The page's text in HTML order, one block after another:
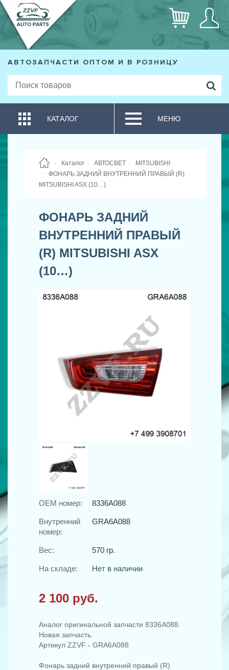
АВТОЗАПЧАСТИ ОПТОМ И В РОЗНИЦУ
КАТАЛОГ МЕНЮ
Каталог АВТОСВЕТ
MITSUBISHI
ФОНАРЬ ЗАДНИЙ ВНУТРЕННИЙ ПРАВЫЙ (R)
MITSUBISHI ASX (10…)
ФОНАРЬ ЗАДНИЙ
ВНУТРЕННИЙ ПРАВЫЙ
(R) MITSUBISHI ASX
(10…)
OEM номер: 8336A088
Внутренний
номер:
GRA6A088
Вес: 570 гр.
На складе: Нет в наличии
2 100 руб.
Аналог оригинальной запчасти 8336A088.
Новая запчасть.
Артикул ZZVF - GRA6A088
Фонарь задний внутренний правый (R)